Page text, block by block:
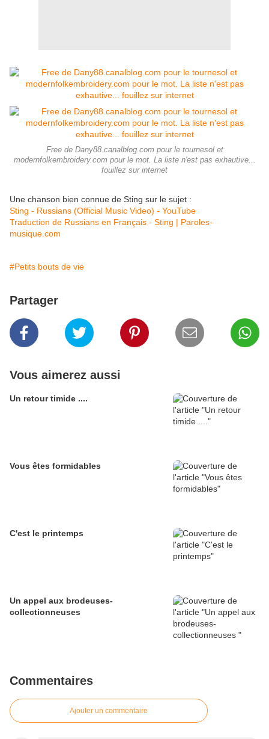
Free de Dany88.canalblog.com pour le tournesol et
modernfolkembroidery.com pour le mot. La liste n'est pas exhautive...
fouillez sur internet
Une chanson bien connue de Sting sur le sujet :
Sting - Russians (Official Music Video) - YouTube
Traduction de Russians en Français - Sting | Paroles-
musique.com
#Petits bouts de vie
Partager
Vous aimerez aussi
Un retour timide ....
Vous êtes formidables
C'est le printemps
Un appel aux brodeuses-
collectionneuses
Commentaires
Ajouter un commentaire